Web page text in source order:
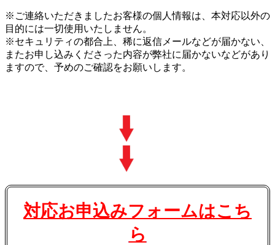
※ご連絡いただきましたお客様の個人情報は、本対応以外の
目的には一切使用いたしません。
※セキュリティの都合上、稀に返信メールなどが届かない、
またお申し込みくださった内容が弊社に届かないなどがあり
ますので、予めのご確認をお願いします。
対応お申込みフォームはこち
ら